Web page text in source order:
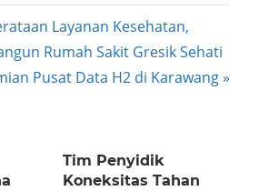
Layanan Kesehatan,
Rumah Sakit Gresik Sehati
Pusat Data H2 di Karawang
Tim Penyidik
Koneksitas Tahan